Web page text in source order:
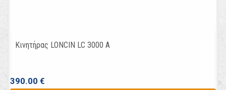
Κινητήρας LONCIN LC 3000 A
390.00 €